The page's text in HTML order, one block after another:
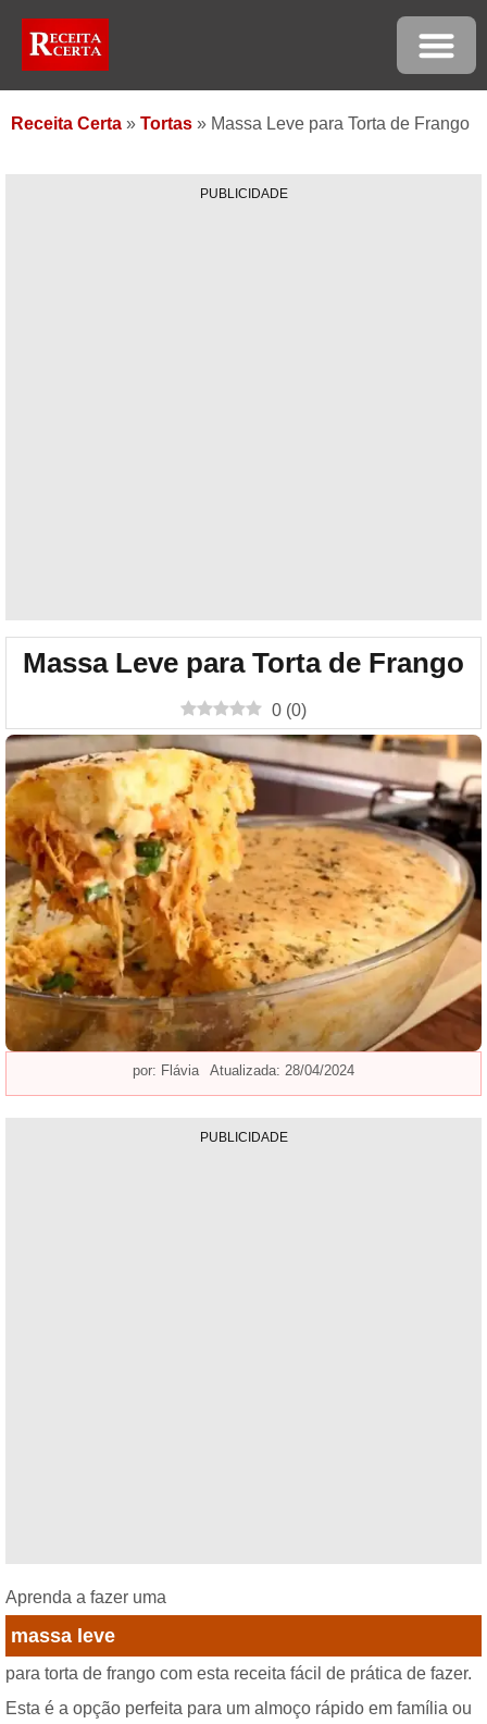
Receita Certa » Tortas » Massa Leve para Torta de Frango
PUBLICIDADE
Massa Leve para Torta de Frango
0 (0)
por: Flávia Atualizada: 28/04/2024
PUBLICIDADE
Aprenda a fazer uma
massa leve
para torta de frango com esta receita fácil de prática de fazer.
Esta é a opção perfeita para um almoço rápido em família ou